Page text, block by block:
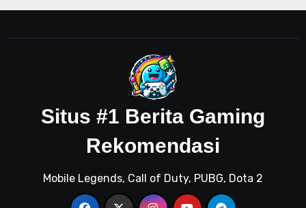
Situs #1 Berita Gaming
Rekomendasi
Mobile Legends, Call of Duty, PUBG, Dota 2